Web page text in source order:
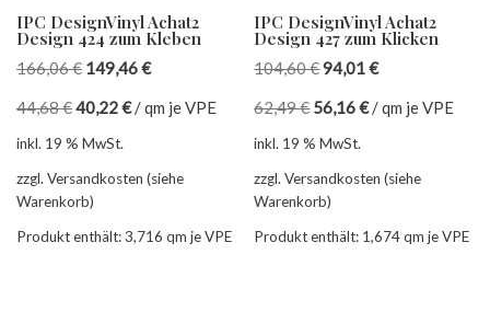
IPC DesignVinyl Achat2
Design 424 zum Kleben
166,06€ 149,46€
44,68€40,22€/qm je VPE
inkl. 19 % MwSt.
zzgl. Versandkosten (siehe
Warenkorb)
Produkt enthält: 3,716 qm je VPE
IPC DesignVinyl Achat2
Design 427 zum Klicken
104,60€94,01€
62,49€ 56,16€/qm je VPE
inkl. 19 % MwSt.
zzgl. Versandkosten (siehe
Warenkorb)
Produkt enthält: 1,674qm je VPE